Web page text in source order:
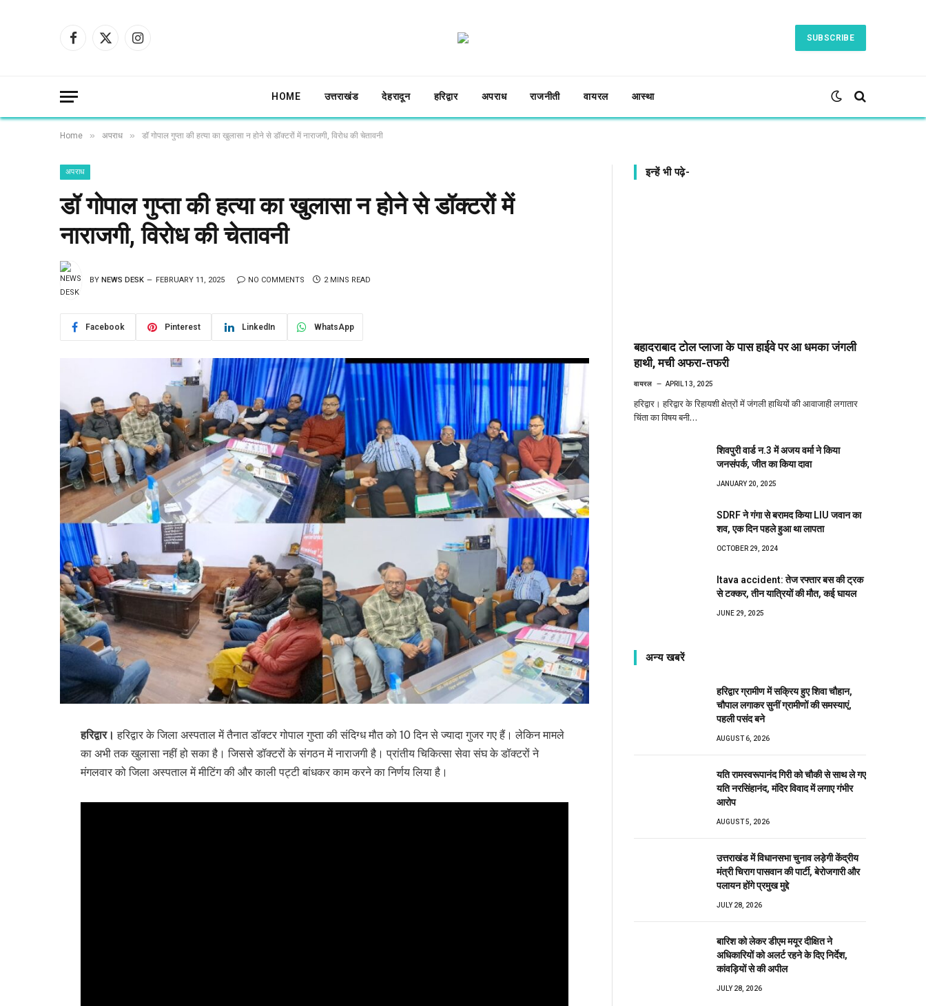
Facebook
X
Instagram
SUBSCRIBE
HOME उत्तराखंड देहरादून हरिद्वार अपराध राजनीती वायरल आस्था
Home » अपराध » डॉ गोपाल गुप्ता की हत्या का खुलासा न होने से डॉक्टरों में नाराजगी, विरोध की चेतावनी
अपराध
डॉ गोपाल गुप्ता की हत्या का खुलासा न होने से डॉक्टरों में
नाराजगी, विरोध की चेतावनी
BY NEWS DESK FEBRUARY 11, 2025 NO COMMENTS 2 MINS READ
Facebook Pinterest LinkedIn WhatsApp
हरिद्वार। हरिद्वार के जिला अस्पताल में तैनात डॉक्टर गोपाल गुप्ता की संदिग्ध मौत को 10 दिन से ज्यादा गुजर गए हैं। लेकिन मामले
का अभी तक खुलासा नहीं हो सका है। जिससे डॉक्टरों के संगठन में नाराजगी है। प्रांतीय चिकित्सा सेवा संघ के डॉक्टरों ने
मंगलवार को जिला अस्पताल में मीटिंग की और काली पट्टी बांधकर काम करने का निर्णय लिया है।
इन्हें भी पढ़े-
बहादराबाद टोल प्लाजा के पास हाईवे पर आ धमका जंगली
हाथी, मची अफरा-तफरी
वायरल APRIL 13, 2025
हरिद्वार। हरिद्वार के रिहायशी क्षेत्रों में जंगली हाथियों की आवाजाही लगातार
चिंता का विषय बनी…
शिवपुरी वार्ड न.3 में अजय वर्मा ने किया
जनसंपर्क, जीत का किया दावा
JANUARY 20, 2025
SDRF ने गंगा से बरामद किया LIU जवान का
शव, एक दिन पहले हुआ था लापता
OCTOBER 29, 2024
Itava accident: तेज रफ्तार बस की ट्रक
से टक्कर, तीन यात्रियों की मौत, कई घायल
JUNE 29, 2025
अन्य खबरें
हरिद्वार ग्रामीण में सक्रिय हुए शिवा चौहान,
चौपाल लगाकर सुनीं ग्रामीणों की समस्याएं,
पहली पसंद बने
AUGUST 6, 2026
यति रामस्वरूपानंद गिरी को चौकी से साथ ले गए
यति नरसिंहानंद, मंदिर विवाद में लगाए गंभीर
आरोप
AUGUST 5, 2026
उत्तराखंड में विधानसभा चुनाव लड़ेगी केंद्रीय
मंत्री चिराग पासवान की पार्टी, बेरोजगारी और
पलायन होंगे प्रमुख मुद्दे
JULY 28, 2026
बारिश को लेकर डीएम मयूर दीक्षित ने
अधिकारियों को अलर्ट रहने के दिए निर्देश,
कांवड़ियों से की अपील
JULY 28, 2026